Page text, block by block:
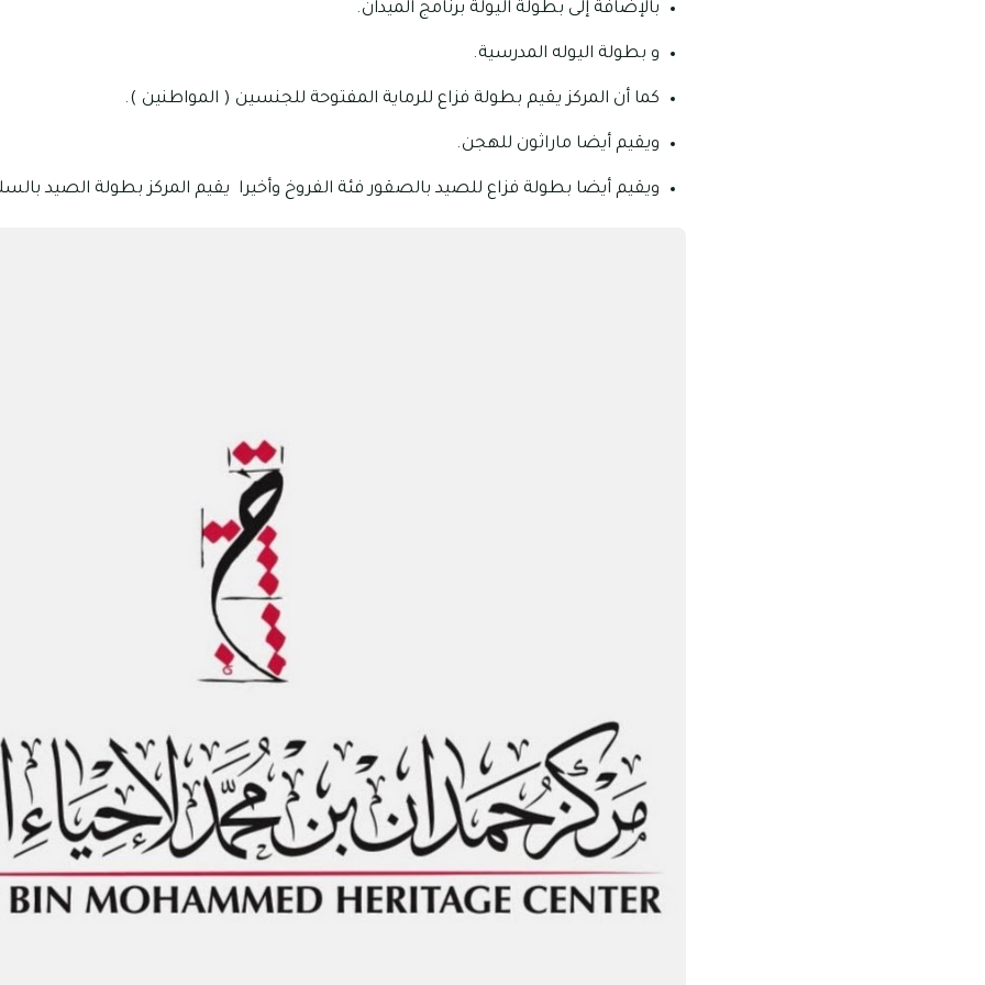
بالإضافة إلى بطولة اليولة برنامج الميدان.
و بطولة اليوله المدرسية.
‏كما أن المركز يقيم بطولة فزاع للرماية المفتوحة للجنسين ( المواطنين ).
‏ويقيم أيضا ماراثون للهجن.
‏ويقيم أيضا بطولة فزاع للصيد بالصقور فئة الفروخ وأخيرا يقيم المركز بطولة الصيد